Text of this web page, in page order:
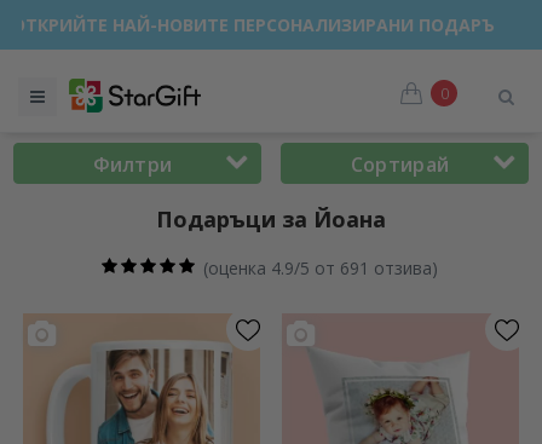
🌴 ДО -40% ОТСТЪПКА ЗА НАД 100
0
Филтри Сортирай
Подаръци за Йоана
(оценка 4.9/5 от 691 отзива)